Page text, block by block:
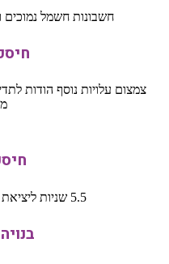
חשבונות חשמל
צמצום עלויות נוסף הודות
5.5 שניות ליציאת דף ראשון (ממצב מוכן)